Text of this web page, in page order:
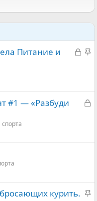
З
ы
т
З
е
п
Питание и
З
ы
#1 — «Разбуди
З
курить.